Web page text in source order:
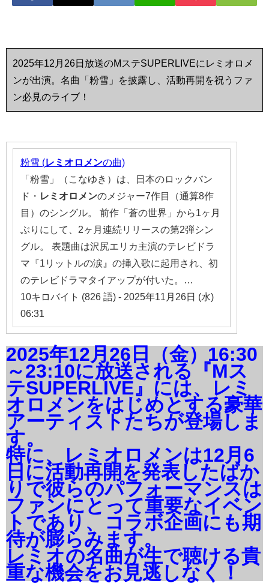
2025年12月26日放送のMステSUPERLIVEにレミオロメ
ンが出演。名曲「粉雪」を披露し、活動再開を祝うファ
ン必見のライブ！
粉雪 (レミオロメンの曲)
「粉雪」（こなゆき）は、日本のロックバン
ド・ レミオロメンのメジャー7作目（通算8作
目）のシングル。 前作「蒼の世界」から1ヶ月
ぶりにして、2ヶ月連続リリースの第2弾シン
グル。 表題曲は沢尻エリカ主演のテレビドラ
マ『1リットルの涙』の挿入歌に起用され、初
のテレビドラマタイアップが付いた。…
10キロバイト (826 語) - 2025年11月26日 (水)
06:31
2025年12月26日（金）16:30
～23:10に放送される『Mス
テSUPERLIVE』には、レミ
オロメンをはじめとする豪華
アーティストたちが登場しま
す。
特に、レミオロメンは12月6
日に活動再開を発表したばか
りで彼らのパフォーマンスは
ファンにとって重要なイベン
トであり、コラボ企画にも期
待が膨らみます。
レミオの名曲が生で聴ける貴
重な機会をお見逃しなく！